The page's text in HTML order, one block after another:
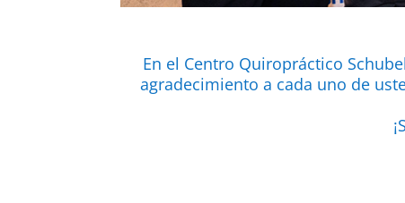
En el Centro Quiropráctico
agradecimiento a cada uno de